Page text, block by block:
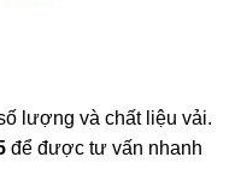
lượng và chất liệu vải.
để được tư vấn nhanh